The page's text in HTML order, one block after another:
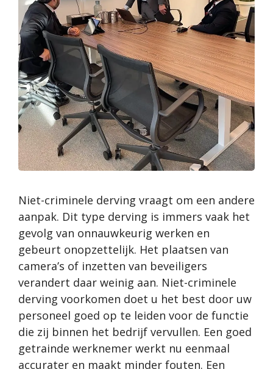
Niet-criminele derving vraagt om een andere
aanpak. Dit type derving is immers vaak het
gevolg van onnauwkeurig werken en
gebeurt onopzettelijk. Het plaatsen van
camera’s of inzetten van beveiligers
verandert daar weinig aan. Niet-criminele
derving voorkomen doet u het best door uw
personeel goed op te leiden voor de functie
die zij binnen het bedrijf vervullen. Een goed
getrainde werknemer werkt nu eenmaal
accurater en maakt minder fouten. Een